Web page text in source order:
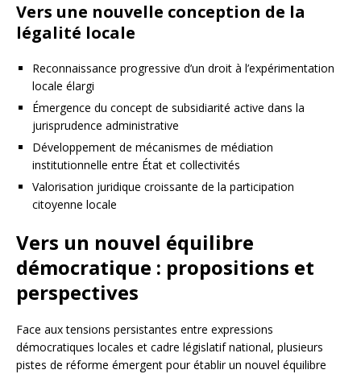
Vers une nouvelle conception de la
légalité locale
Reconnaissance progressive d’un droit à l’expérimentation
locale élargi
Émergence du concept de subsidiarité active dans la
jurisprudence administrative
Développement de mécanismes de médiation
institutionnelle entre État et collectivités
Valorisation juridique croissante de la participation
citoyenne locale
Vers un nouvel équilibre
démocratique : propositions et
perspectives
Face aux tensions persistantes entre expressions
démocratiques locales et cadre législatif national, plusieurs
pistes de réforme émergent pour établir un nouvel équilibre